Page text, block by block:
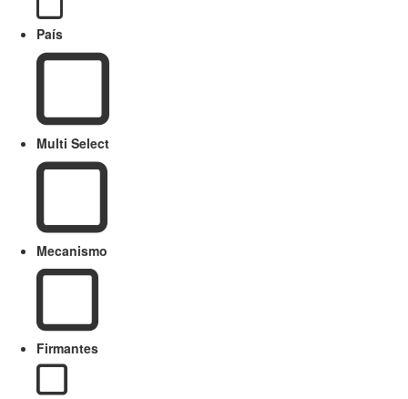
País
Multi Select
Mecanismo
Firmantes